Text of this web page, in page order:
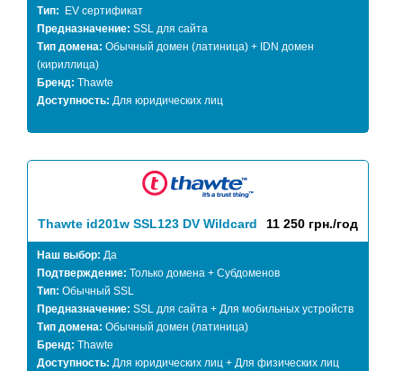
Тип:
EV сертификат
Предназначение: SSL для сайта
Тип домена: Обычный домен (латиница) + IDN домен
(кириллица)
Бренд: Thawte
Доступность: Для юридических лиц
Thawte id201w SSL123 DV Wildcard 11 250 грн./год
Наш выбор: Да
Подтверждение: Только домена + Субдоменов
Тип: Обычный SSL
Предназначение: SSL для сайта + Для мобильных устройств
Тип домена: Обычный домен (латиница)
Бренд: Thawte
Доступность: Для юридических лиц + Для физических лиц